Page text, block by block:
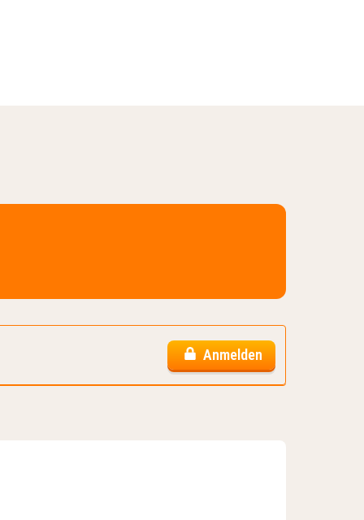
Anmelden